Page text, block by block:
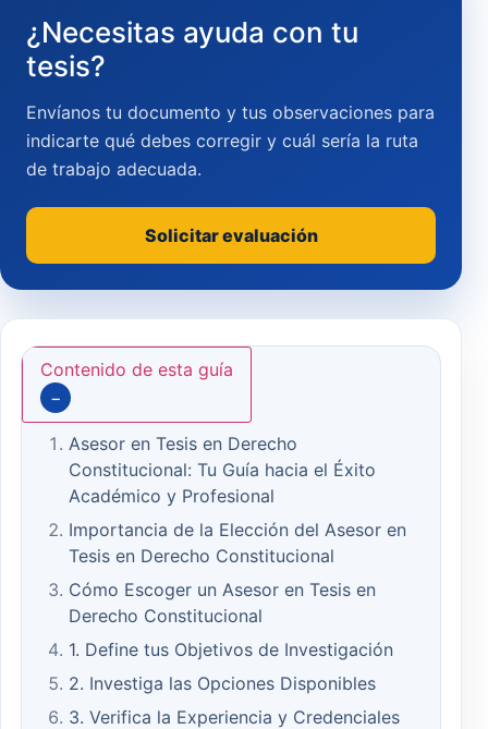
Contenido de esta guía
−
Asesor en Tesis en Derecho
Constitucional: Tu Guía hacia el Éxito
Académico y Profesional
Importancia de la Elección del Asesor en
Tesis en Derecho Constitucional
Cómo Escoger un Asesor en Tesis en
Derecho Constitucional
1. Define tus Objetivos de Investigación
2. Investiga las Opciones Disponibles
3. Verifica la Experiencia y Credenciales
¿Necesitas ayuda con tu
tesis?
Envíanos tu documento y tus observaciones para
indicarte qué debes corregir y cuál sería la ruta
de trabajo adecuada.
Solicitar evaluación